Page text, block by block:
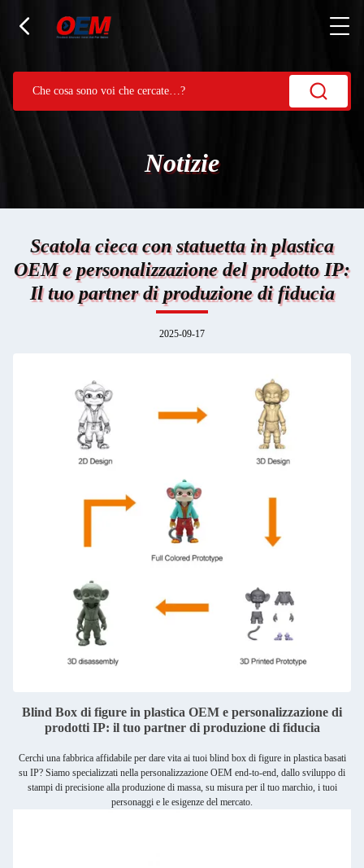
Notizie
Scatola cieca con statuetta in plastica
OEM e personalizzazione del prodotto IP:
Il tuo partner di produzione di fiducia
2025-09-17
Blind Box di figure in plastica OEM e personalizzazione di
prodotti IP: il tuo partner di produzione di fiducia
Cerchi una fabbrica affidabile per dare vita ai tuoi blind box di figure in plastica basati
su IP? Siamo specializzati nella personalizzazione OEM end-to-end, dallo sviluppo di
stampi di precisione alla produzione di massa, su misura per il tuo marchio, i tuoi
personaggi e le esigenze del mercato.